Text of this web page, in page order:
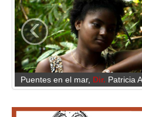
PELICULAS
CINEASTAS
DOCUMENTALES
MUJERES
Puentes en el mar, Dir. Patricia
‹